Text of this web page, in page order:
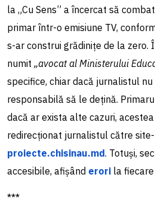
la „Cu Sens” a încercat să
primar într-o emisiune TV,
s-ar construi grădinițe de la zero.
numit „avocat al Ministerului
specifice, chiar dacă jurnalistul
responsabilă să le dețină.
dacă ar exista alte cazuri,
redirecționat jurnalistul către
proiecte.chisinau.md. Totuși,
accesibile, afișând erori la
***